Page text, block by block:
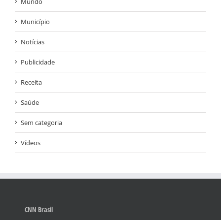
Município
Notícias
Publicidade
Receita
Saúde
Sem categoria
Vídeos
CNN Brasil